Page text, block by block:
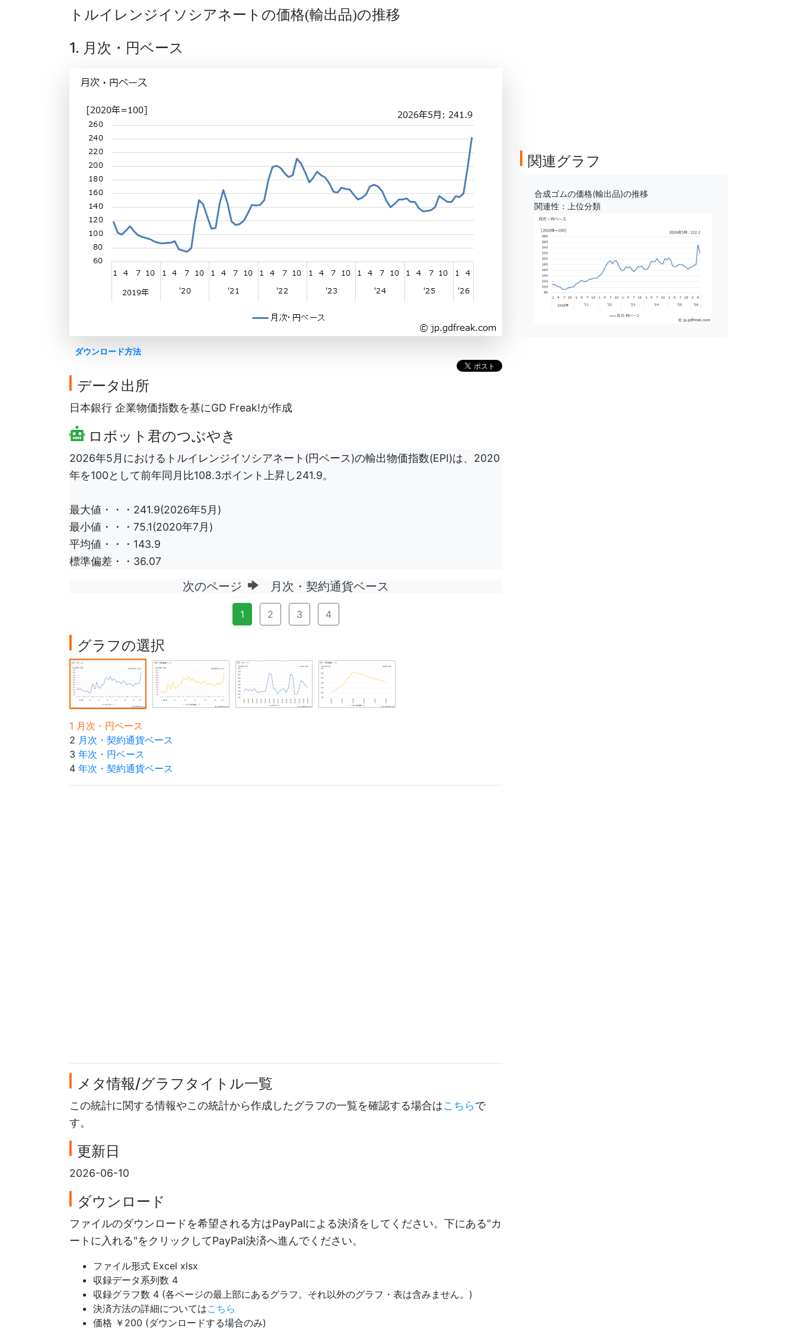
トルイレンジイソシアネートの価格(輸出品)の推移
1. 月次・円ベース
ダウンロード方法
データ出所
日本銀行 企業物価指数を基にGD Freak!が作成
ロボット君のつぶやき
2026年5月におけるトルイレンジイソシアネート(円ベース)の輸出物価指数(EPI)は、2020
年を100として前年同月比108.3ポイント上昇し241.9。
最大値・・・241.9(2026年5月)
最小値・・・75.1(2020年7月)
平均値・・・143.9
標準偏差・・36.07
次のページ 月次・契約通貨ベース
1 2 3 4
グラフの選択
1 月次・円ベース
2 月次・契約通貨ベース
3 年次・円ベース
4 年次・契約通貨ベース
メタ情報/グラフタイトル一覧
この統計に関する情報やこの統計から作成したグラフの一覧を確認する場合はこちらで
す。
更新日
2026-06-10
ダウンロード
ファイルのダウンロードを希望される方はPayPalによる決済をしてください。下にある"カ
ートに入れる"をクリックしてPayPal決済へ進んでください。
ファイル形式 Excel xlsx
収録データ系列数 4
収録グラフ数 4 (各ページの最上部にあるグラフ。それ以外のグラフ・表は含みません。)
決済方法の詳細についてはこちら
価格 ￥200 (ダウンロードする場合のみ)
関連グラフ
合成ゴムの価格(輸出品)の推移
関連性：上位分類